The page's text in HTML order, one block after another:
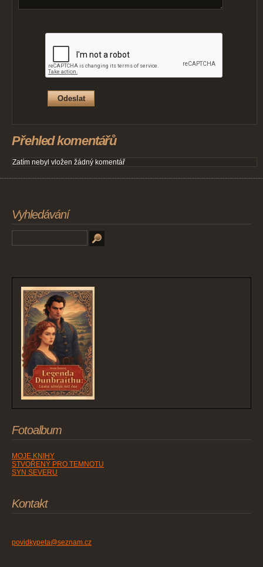
Přehled komentářů
Zatím nebyl vložen žádný komentář
Vyhledávání
Fotoalbum
MOJE KNIHY
STVOŘENÝ PRO TEMNOTU
SYN SEVERU
Kontakt
povidkypeta@seznam.cz